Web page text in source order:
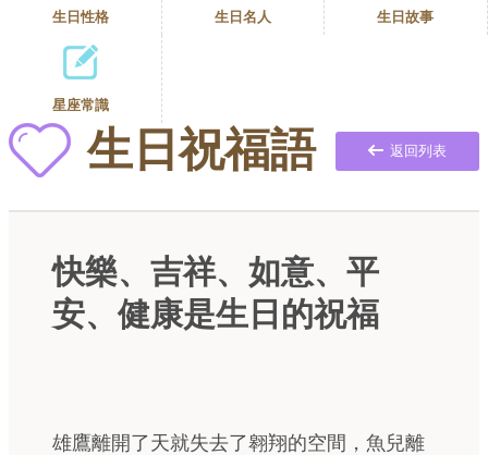
生日性格 生日名人 生日故事
星座常識
生日祝福語 返回列表
快樂、吉祥、如意、平
安、健康是生日的祝福
雄鷹離開了天就失去了翱翔的空間，魚兒離